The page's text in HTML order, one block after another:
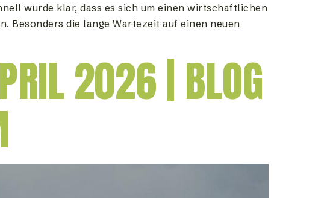
wurde klar, dass es sich um einen wirtschaftlichen
Besonders die lange Wartezeit auf einen neuen
2026 | BLOG